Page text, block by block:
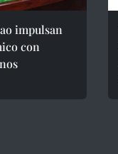
impulsan
con